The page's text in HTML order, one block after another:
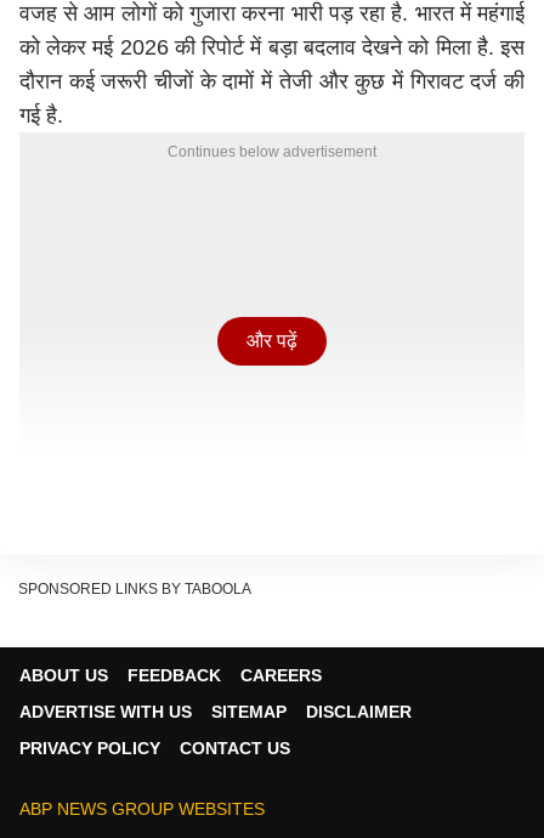
वजह से आम लोगों को गुजारा करना भारी पड़ रहा है. भारत में महंगाई
को लेकर मई 2026 की रिपोर्ट में बड़ा बदलाव देखने को मिला है. इस
दौरान कई जरूरी चीजों के दामों में तेजी और कुछ में गिरावट दर्ज की
गई है.
Continues below advertisement
में बढ़कर करीब 3.93 प्रतिशत पर पहुंच गई, जो फरवरी में 3,21
और पढ़ें
SPONSORED LINKS BY TABOOLA
ABOUT US FEEDBACK
CAREERS
ADVERTISE WITH US
SITEMAP
DISCLAIMER
PRIVACY POLICY
CONTACT US
ABP NEWS GROUP WEBSITES